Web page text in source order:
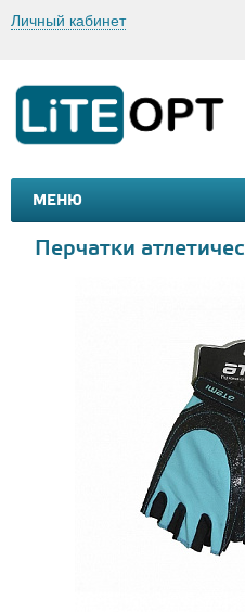
Личный кабинет
МЕНЮ
МАШИНКИ И МОТОЦИКЛЫ
Перчатки